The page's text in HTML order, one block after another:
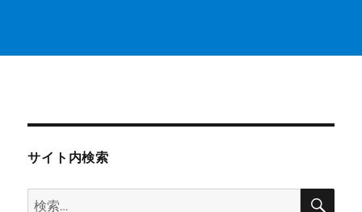
サイト内検索
検
検